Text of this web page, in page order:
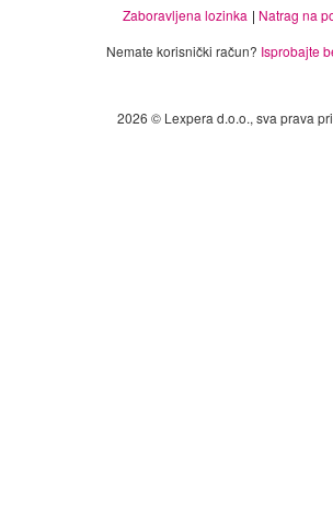
Zaboravljena lozinka
Natrag na
Nemate korisnički račun? Isprobajte
2026 © Lexpera d.o.o., sva prava